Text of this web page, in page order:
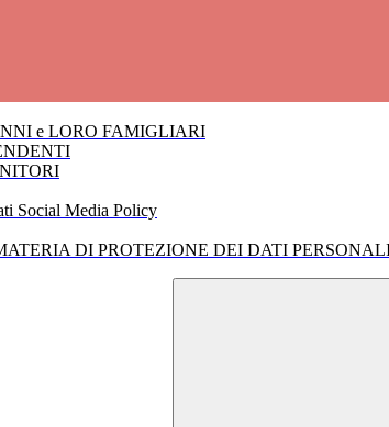
e LORO FAMIGLIARI
Social Media Policy
DI PROTEZIONE DEI DATI